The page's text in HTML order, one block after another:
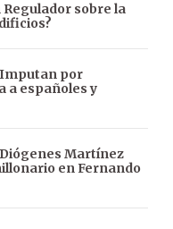
Regulador sobre la
Imputan por
a españoles y
Martínez
en Fernando